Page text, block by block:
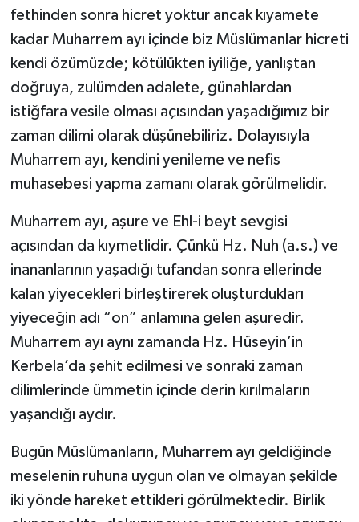
fethinden sonra hicret yoktur ancak kıyamete
kadar Muharrem ayı içinde biz Müslümanlar hicreti
kendi özümüzde; kötülükten iyiliğe, yanlıştan
doğruya, zulümden adalete, günahlardan
istiğfara vesile olması açısından yaşadığımız bir
zaman dilimi olarak düşünebiliriz. Dolayısıyla
Muharrem ayı, kendini yenileme ve nefis
muhasebesi yapma zamanı olarak görülmelidir.
Muharrem ayı, aşure ve Ehl-i beyt sevgisi
açısından da kıymetlidir. Çünkü Hz. Nuh (a.s.) ve
inananlarının yaşadığı tufandan sonra ellerinde
kalan yiyecekleri birleştirerek oluşturdukları
yiyeceğin adı “on” anlamına gelen aşuredir.
Muharrem ayı aynı zamanda Hz. Hüseyin’in
Kerbela’da şehit edilmesi ve sonraki zaman
dilimlerinde ümmetin içinde derin kırılmaların
yaşandığı aydır.
Bugün Müslümanların, Muharrem ayı geldiğinde
meselenin ruhuna uygun olan ve olmayan şekilde
iki yönde hareket ettikleri görülmektedir. Birlik